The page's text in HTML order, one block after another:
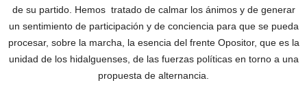
de su partido. Hemos tratado de calmar los ánimos y de generar
un sentimiento de participación y de conciencia para que se pueda
procesar, sobre la marcha, la esencia del frente Opositor, que es la
unidad de los hidalguenses, de las fuerzas políticas en torno a una
propuesta de alternancia.